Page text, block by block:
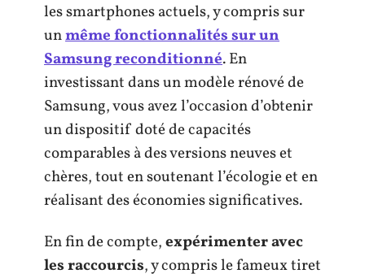
les smartphones actuels, y compris sur
unmême fonctionnalités sur un
Samsung reconditionné. En
investissant dans un modèle rénové de
Samsung, vous avez l’occasion d’obtenir
un dispositif doté de capacités
comparables à des versions neuves et
chères, tout en soutenant l’écologie et en
réalisant des économies significatives.
En fin de compte,expérimenter avec
les raccourcis, y compris le fameux tiret